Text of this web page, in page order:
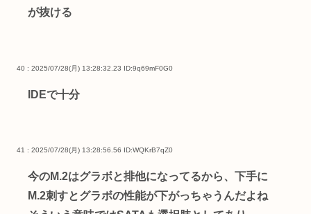
が抜ける
40 : 2025/07/28(月) 13:28:32.23 ID:9q69mF0G0
IDEで十分
41 : 2025/07/28(月) 13:28:56.56 ID:WQKrB7qZ0
今のM.2はグラボと排他になってるから、下手に
M.2刺すとグラボの性能が下がっちゃうんだよね